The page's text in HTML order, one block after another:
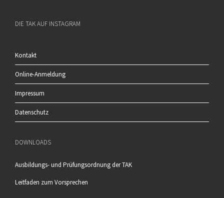
DIE TAK AUF INSTAGRAM
Kontakt
Online-Anmeldung
Impressum
Datenschutz
DOWNLOADS
Ausbildungs- und Prüfungsordnung der TAK
Leitfaden zum Vorsprechen